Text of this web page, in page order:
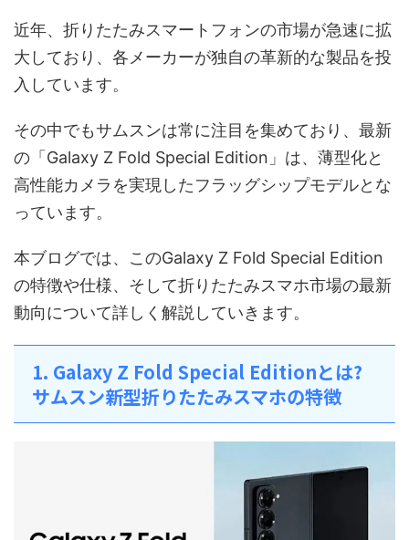
近年、折りたたみスマートフォンの市場が急速に拡
大しており、各メーカーが独自の革新的な製品を投
入しています。
その中でもサムスンは常に注目を集めており、最新
の「Galaxy Z Fold Special Edition」は、薄型化と
高性能カメラを実現したフラッグシップモデルとな
っています。
本ブログでは、このGalaxy Z Fold Special Edition
の特徴や仕様、そして折りたたみスマホ市場の最新
動向について詳しく解説していきます。
1. Galaxy Z Fold Special Editionとは?
サムスン新型折りたたみスマホの特徴